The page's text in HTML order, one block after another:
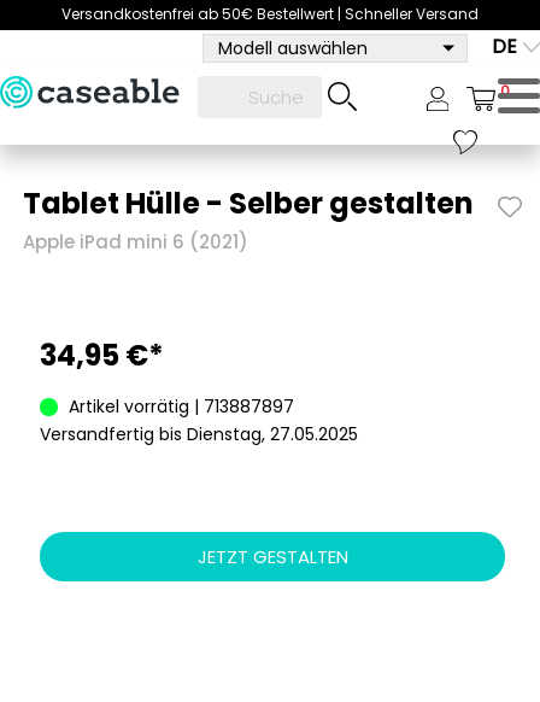
Versandkostenfrei ab 50€ Bestellwert | Schneller Versand
DE
Modell auswählen
0
Tablet Hülle - Selber gestalten
Apple iPad mini 6 (2021)
34,95 €*
Artikel vorrätig | 713887897
Versandfertig bis Dienstag, 27.05.2025
JETZT GESTALTEN